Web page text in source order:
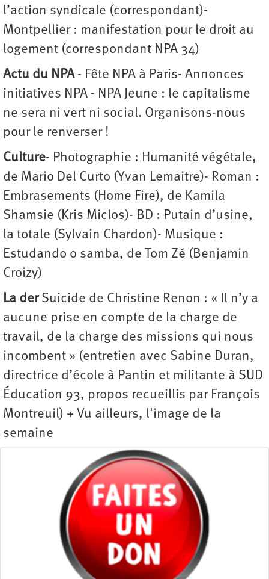
l’action syndicale (correspondant)-
Montpellier : manifestation pour le droit au
logement (correspondant NPA 34)
Actu du NPA- Fête NPA à Paris- Annonces
initiatives NPA - NPA Jeune : le capitalisme
ne sera ni vert ni social. Organisons-nous
pour le renverser !
Culture- Photographie : Humanité végétale,
de Mario Del Curto (Yvan Lemaitre)- Roman :
Embrasements (Home Fire), de Kamila
Shamsie (Kris Miclos)- BD : Putain d’usine,
la totale (Sylvain Chardon)- Musique :
Estudando o samba, de Tom Zé (Benjamin
Croizy)
La derSuicide de Christine Renon : « Il n’y a
aucune prise en compte de la charge de
travail, de la charge des missions qui nous
incombent » (entretien avec Sabine Duran,
directrice d’école à Pantin et militante à SUD
Éducation 93, propos recueillis par François
Montreuil) + Vu ailleurs, l'image de la
semaine